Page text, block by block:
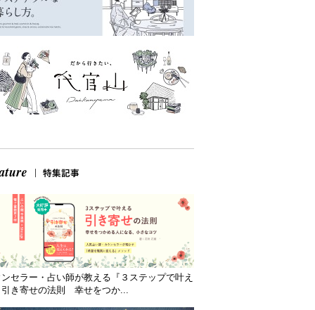
セラー・占い師が教える『３ステップで叶え
き寄せの法則 幸せをつか...